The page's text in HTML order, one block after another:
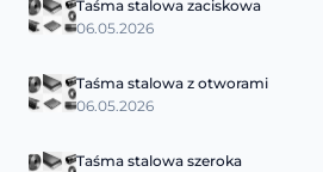
Taśma stalowa zaciskowa
06.05.2026
Taśma stalowa z otworami
06.05.2026
Taśma stalowa szeroka